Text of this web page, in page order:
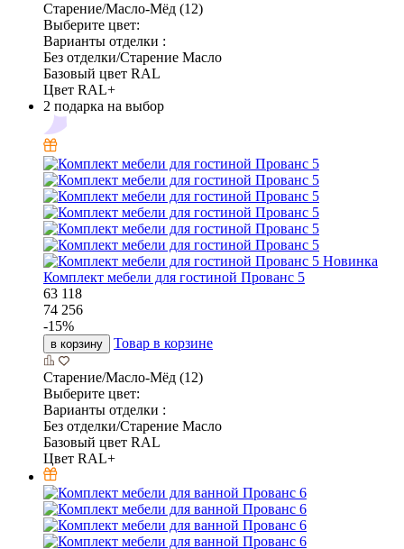
Старение/Масло-Мёд (12)
Выберите цвет:
Варианты отделки :
Без отделки/Старение Масло
Базовый цвет RAL
Цвет RAL+
2 подарка на выбор
Новинка
Комплект мебели для гостиной Прованс 5
63 118
74 256
-15%
в корзину Товар в корзине
Старение/Масло-Мёд (12)
Выберите цвет:
Варианты отделки :
Без отделки/Старение Масло
Базовый цвет RAL
Цвет RAL+